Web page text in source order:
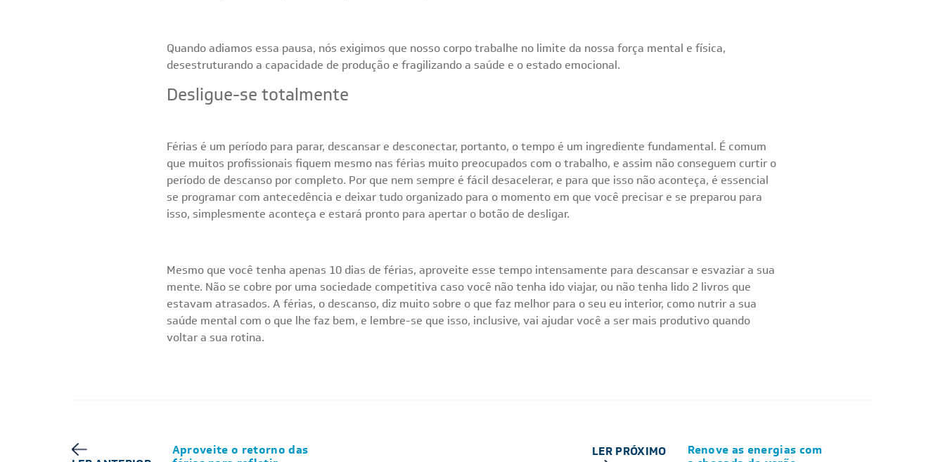
Quando adiamos essa pausa, nós exigimos que nosso corpo trabalhe no limite da nossa força mental e física,
desestruturando a capacidade de produção e fragilizando a saúde e o estado emocional.
Desligue-se totalmente
Férias é um período para parar, descansar e desconectar, portanto, o tempo é um ingrediente fundamental. É comum
que muitos profissionais fiquem mesmo nas férias muito preocupados com o trabalho, e assim não conseguem curtir o
período de descanso por completo. Por que nem sempre é fácil desacelerar, e para que isso não aconteça, é essencial
se programar com antecedência e deixar tudo organizado para o momento em que você precisar e se preparou para
isso, simplesmente aconteça e estará pronto para apertar o botão de desligar.
Mesmo que você tenha apenas 10 dias de férias, aproveite esse tempo intensamente para descansar e esvaziar a sua
mente. Não se cobre por uma sociedade competitiva caso você não tenha ido viajar, ou não tenha lido 2 livros que
estavam atrasados. A férias, o descanso, diz muito sobre o que faz melhor para o seu eu interior, como nutrir a sua
saúde mental com o que lhe faz bem, e lembre-se que isso, inclusive, vai ajudar você a ser mais produtivo quando
voltar a sua rotina.
Aproveite o retorno das
LER PRÓXIMO
Renove as energias com